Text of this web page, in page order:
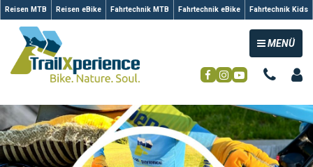
Reisen MTB Reisen eBike Fahrtechnik MTB Fahrtechnik eBike Fahrtechnik Kids
TOGGLE
MENÜ